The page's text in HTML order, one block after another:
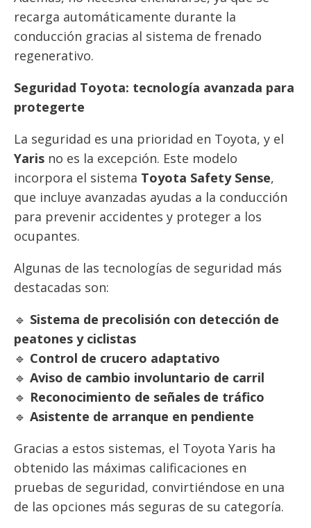
recarga automáticamente durante la
conducción gracias al sistema de frenado
regenerativo.
Seguridad Toyota: tecnología avanzada para
protegerte
La seguridad es una prioridad en Toyota, y el
Yaris no es la excepción. Este modelo
incorpora el sistema Toyota Safety Sense,
que incluye avanzadas ayudas a la conducción
para prevenir accidentes y proteger a los
ocupantes.
Algunas de las tecnologías de seguridad más
destacadas son:
🔹 Sistema de precolisión con detección de
peatones y ciclistas
🔹 Control de crucero adaptativo
🔹 Aviso de cambio involuntario de carril
🔹 Reconocimiento de señales de tráfico
🔹 Asistente de arranque en pendiente
Gracias a estos sistemas, el Toyota Yaris ha
obtenido las máximas calificaciones en
pruebas de seguridad, convirtiéndose en una
de las opciones más seguras de su categoría.